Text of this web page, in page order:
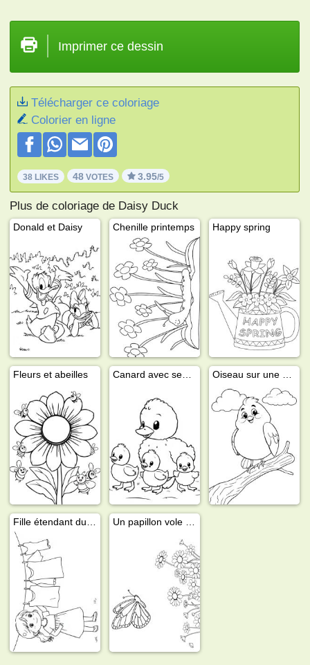
Imprimer ce dessin
Télécharger ce coloriage
Colorier en ligne
38 LIKES 48 VOTES 3.95/5
Plus de coloriage de Daisy Duck
Donald et Daisy Chenille printemps Happy spring
Fleurs et abeilles